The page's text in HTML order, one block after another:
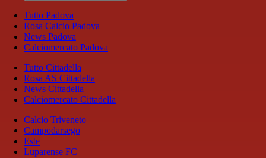
Tutto Padova
Rosa Calcio Padova
News Padova
Calciomercato Padova
Tutto Cittadella
Rosa AS Cittadella
News Cittadella
Calciomercato Cittadella
Calcio Triveneto
Campodarsego
Este
Luparense FC